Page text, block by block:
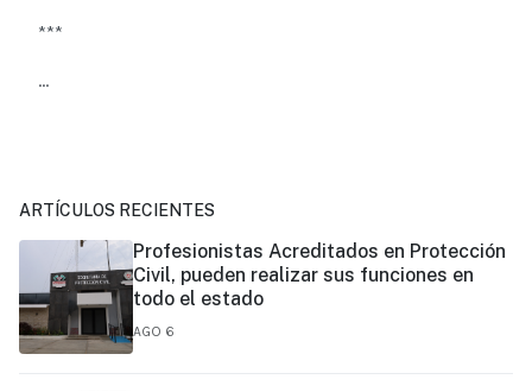
***
...
ARTÍCULOS RECIENTES
Profesionistas Acreditados en Protección
Civil, pueden realizar sus funciones en
todo el estado
AGO 6